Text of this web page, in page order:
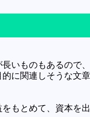
いものもあるので、
に関連しそうな文章
もとめて、資本を出